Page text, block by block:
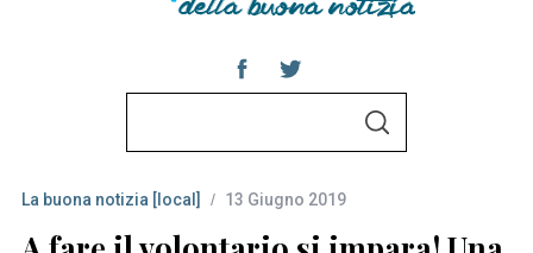
r
c
S
La buona notizia [local] 13 Giugno 2019